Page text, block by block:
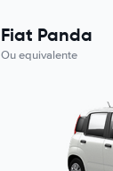
Fiat Panda
Ou equivalente